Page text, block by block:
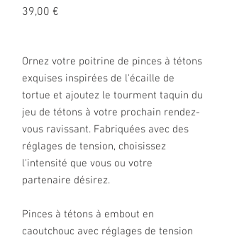
39,00 €
Ornez votre poitrine de pinces à tétons
exquises inspirées de l'écaille de
tortue et ajoutez le tourment taquin du
jeu de tétons à votre prochain rendez-
vous ravissant. Fabriquées avec des
réglages de tension, choisissez
l'intensité que vous ou votre
partenaire désirez.
Pinces à tétons à embout en
caoutchouc avec réglages de tension